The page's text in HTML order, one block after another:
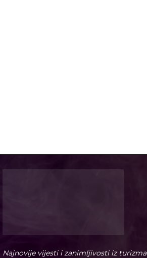
Najnovije vijesti i zanimljivosti iz turizma